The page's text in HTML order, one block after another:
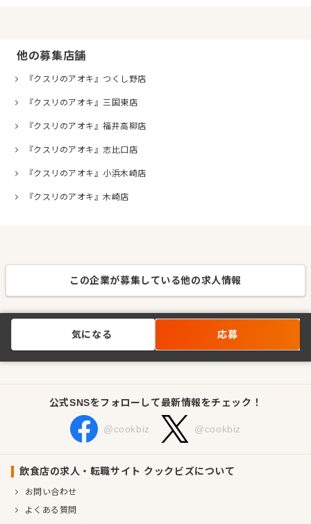
他の募集店舗
『クスリのアオキ』つくし野店
『クスリのアオキ』三国東店
『クスリのアオキ』福井高柳店
『クスリのアオキ』志比口店
『クスリのアオキ』小浜木崎店
『クスリのアオキ』木崎店
この企業が募集している他の求人情報
気になる 応募
公式SNSをフォローして最新情報をチェック！
@cookbiz @cookbiz
飲食店の求人・転職サイト クックビズについて
お問い合わせ
よくある質問